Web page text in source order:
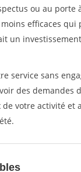
ou au porte
efficaces qui
un
service sans
des demandes
votre activité et